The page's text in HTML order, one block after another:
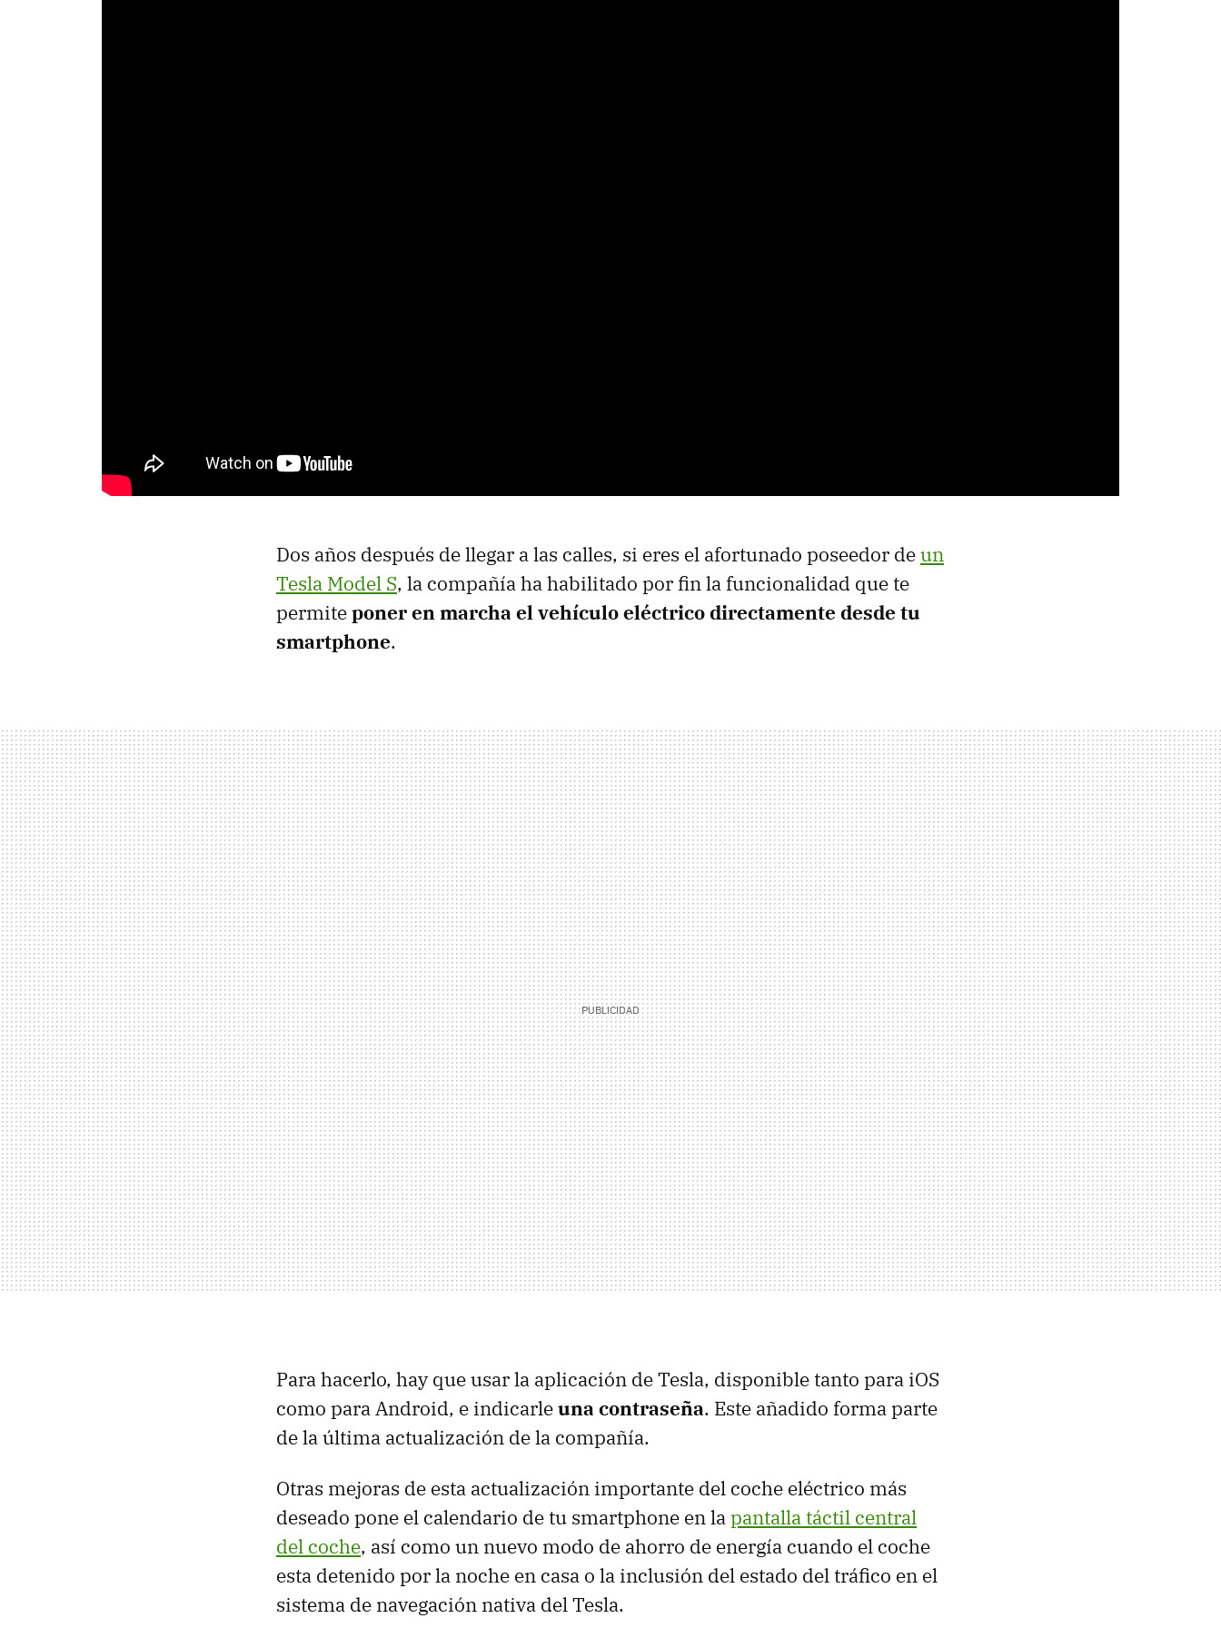
Dos años después de llegar a las calles, si eres el afortunado poseedor deun
Tesla Model S, la compañía ha habilitado por fin la funcionalidad que te
permiteponer en marcha el vehículo eléctrico directamente desde tu
smartphone.
Para hacerlo, hay que usar la aplicación de Tesla, disponible tanto para iOS
como para Android, e indicarleuna contraseña. Este añadido forma parte
de la última actualización de la compañía.
Otras mejoras de esta actualización importante del coche eléctrico más
deseado pone el calendario de tu smartphone en lapantalla táctil central
del coche, así como un nuevo modo de ahorro de energía cuando el coche
esta detenido por la noche en casa o la inclusión del estado del tráfico en el
sistema de navegación nativa del Tesla.